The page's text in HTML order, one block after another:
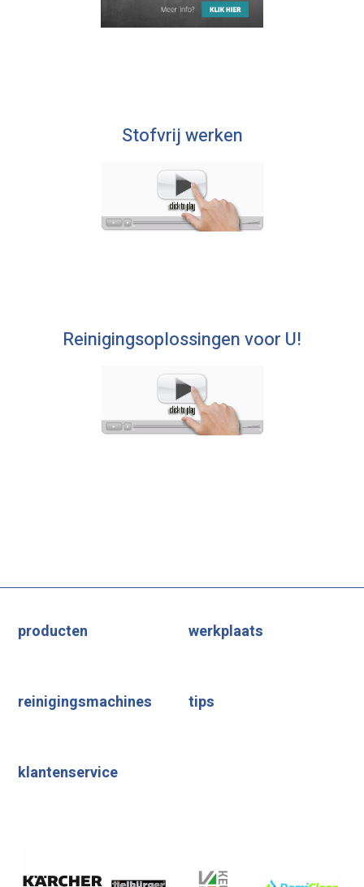
Stofvrij werken
Reinigingsoplossingen voor U!
producten werkplaats
reinigingsmachines tips
klantenservice